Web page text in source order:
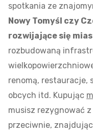
spotkania ze
Nowy Tomyśl czy
rozwijające się
rozbudowaną
renomą, restauracje,
obcych itd. Kupując
musisz rezygnować
przeciwnie,